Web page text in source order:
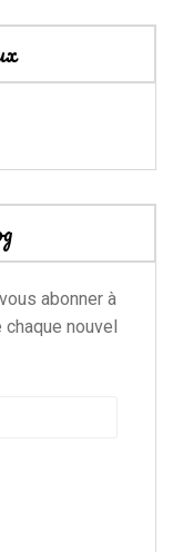
abonner à
nouvel